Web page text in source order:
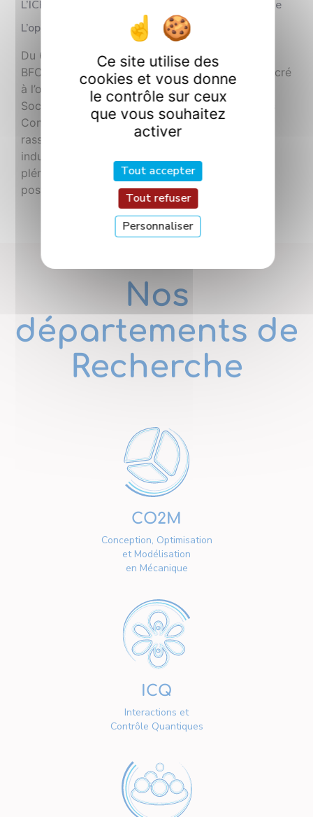
L’ICB Au Cœur Du Plus Grand Congrès Français De
L’optique-Photonique
Du 6 au 10 juillet 2026, Dijon accueille OPTIQUE
BFC 2026, le plus grand congrès français consacré
à l’optique et à la photonique. Organisé par la
Société Française d’Optique (SFO) au Palais des
Congrès de Dijon, ce rendez-vous majeur a
rassemblé 730 participants, 48 exposants
industriels et académiques, 12 conférences
plénières, 276 communications orales et 230
posters. Au-delà des chiffres, OPTIQUE BFC […]
Nos
départements de
Recherche
CO2M
Conception, Optimisation
et Modélisation
en Mécanique
ICQ
Interactions et
Contrôle Quantiques
Ce site utilise des
cookies et vous donne
le contrôle sur ceux
que vous souhaitez
activer
Tout accepter
Tout refuser
Personnaliser